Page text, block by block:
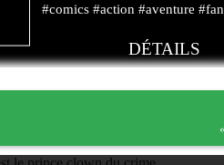
#comics #action #aventure
DÉTAILS